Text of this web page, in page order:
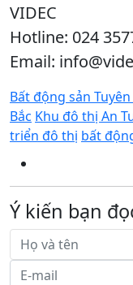
VIDEC
Hotline: 024
Email:
Bất động sản
Bắc Khu đô thị An
triển đô thị bất
Ý kiến bạn